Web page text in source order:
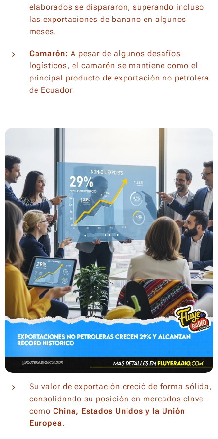
elaborados se dispararon, superando incluso
las exportaciones de banano en algunos
meses.
Camarón: A pesar de algunos desafíos
logísticos, el camarón se mantiene como el
principal producto de exportación no petrolera
de Ecuador.
Su valor de exportación creció de forma sólida,
consolidando su posición en mercados clave
como China, Estados Unidos y la Unión
Europea.